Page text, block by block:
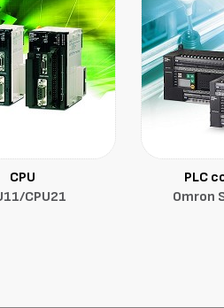
CPU
CPU21
PLC
Omron